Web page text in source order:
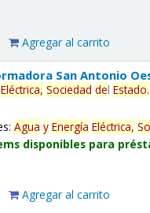
Agregar al carrito
San Antonio
Eléctrica, Sociedad delEstado.
Agua y Energía Eléctrica,
disponibles para
Agregar al carrito